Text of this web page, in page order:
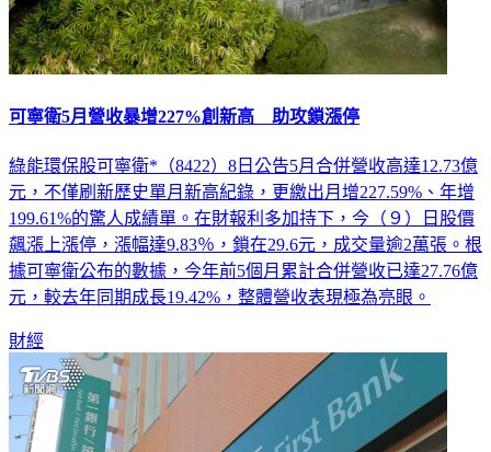
可寧衛5月營收暴增227%創新高 助攻鎖漲停
綠能環保股可寧衛*（8422）8日公告5月合併營收高達12.73億
元，不僅刷新歷史單月新高紀錄，更繳出月增227.59%、年增
199.61%的驚人成績單。在財報利多加持下，今（９）日股價
飆漲上漲停，漲幅達9.83％，鎖在29.6元，成交量逾2萬張。根
據可寧衛公布的數據，今年前5個月累計合併營收已達27.76億
元，較去年同期成長19.42%，整體營收表現極為亮眼。
財經